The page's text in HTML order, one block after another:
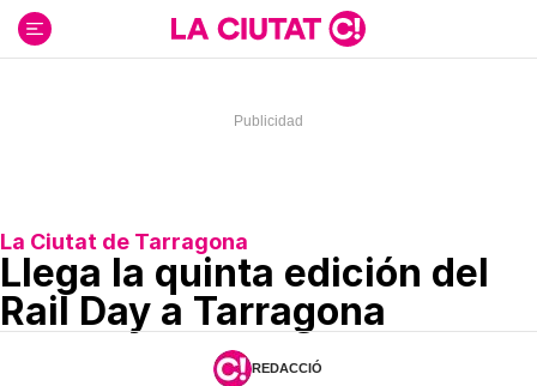
contenido
La Ciutat de Tarragona
Llega la quinta edición del
Rail Day a Tarragona
REDACCIÓ